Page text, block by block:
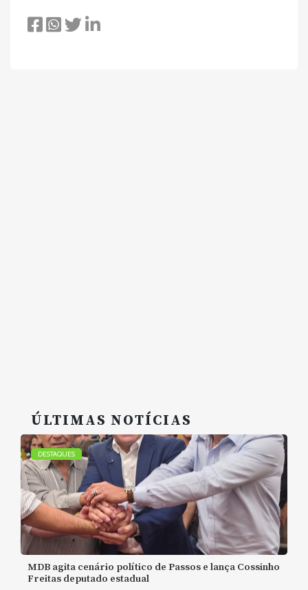
ÚLTIMAS NOTÍCIAS
DESTAQUES
MDB agita cenário político de Passos e lança Cossinho
Freitas deputado estadual